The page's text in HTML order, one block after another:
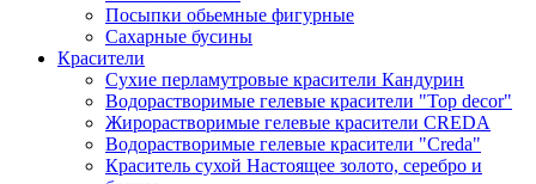
Посыпки обьемные фигурные
Сахарные бусины
Красители
Сухие перламутровые красители Кандурин
Водорастворимые гелевые красители "Top decor"
Жирорастворимые гелевые красители CREDA
Водорастворимые гелевые красители "Creda"
Краситель сухой Настоящее золото, серебро и